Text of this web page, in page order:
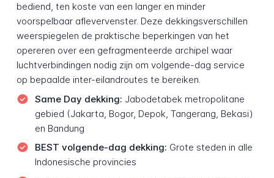
bediend, ten koste van een langer en minder
voorspelbaar aflevervenster. Deze dekkingsverschillen
weerspiegelen de praktische beperkingen van het
opereren over een gefragmenteerde archipel waar
luchtverbindingen nodig zijn om volgende-dag service
op bepaalde inter-eilandroutes te bereiken.
Same Day dekking: Jabodetabek metropolitane
gebied (Jakarta, Bogor, Depok, Tangerang, Bekasi)
en Bandung
BEST volgende-dag dekking: Grote steden in alle
Indonesische provincies